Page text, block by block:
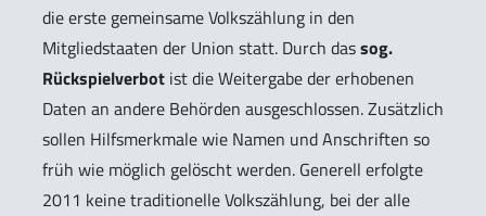
die erste gemeinsame Volkszählung in den
Mitgliedstaaten der Union statt. Durch dassog.
Rückspielverbot ist die Weitergabe der erhobenen
Daten an andere Behörden ausgeschlossen. Zusätzlich
sollen Hilfsmerkmale wie Namen und Anschriften so
früh wie möglich gelöscht werden. Generell erfolgte
2011 keine traditionelle Volkszählung, bei der alle